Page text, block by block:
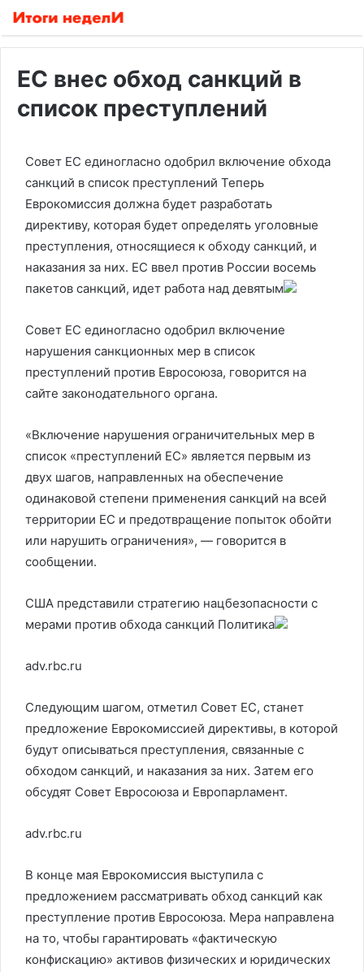
ЕС внес обход санкций в
список преступлений
Совет ЕС единогласно одобрил включение обхода
санкций в список преступлений Теперь
Еврокомиссия должна будет разработать
директиву, которая будет определять уголовные
преступления, относящиеся к обходу санкций, и
наказания за них. ЕС ввел против России восемь
пакетов санкций, идет работа над девятым
Совет ЕС единогласно одобрил включение
нарушения санкционных мер в список
преступлений против Евросоюза, говорится на
сайте законодательного органа.
«Включение нарушения ограничительных мер в
список «преступлений ЕС» является первым из
двух шагов, направленных на обеспечение
одинаковой степени применения санкций на всей
территории ЕС и предотвращение попыток обойти
или нарушить ограничения», — говорится в
сообщении.
США представили стратегию нацбезопасности с
мерами против обхода санкций Политика
adv.rbc.ru
Следующим шагом, отметил Совет ЕС, станет
предложение Еврокомиссией директивы, в которой
будут описываться преступления, связанные с
обходом санкций, и наказания за них. Затем его
обсудят Совет Евросоюза и Европарламент.
adv.rbc.ru
В конце мая Еврокомиссия выступила с
предложением рассматривать обход санкций как
преступление против Евросоюза. Мера направлена
на то, чтобы гарантировать «фактическую
конфискацию» активов физических и юридических